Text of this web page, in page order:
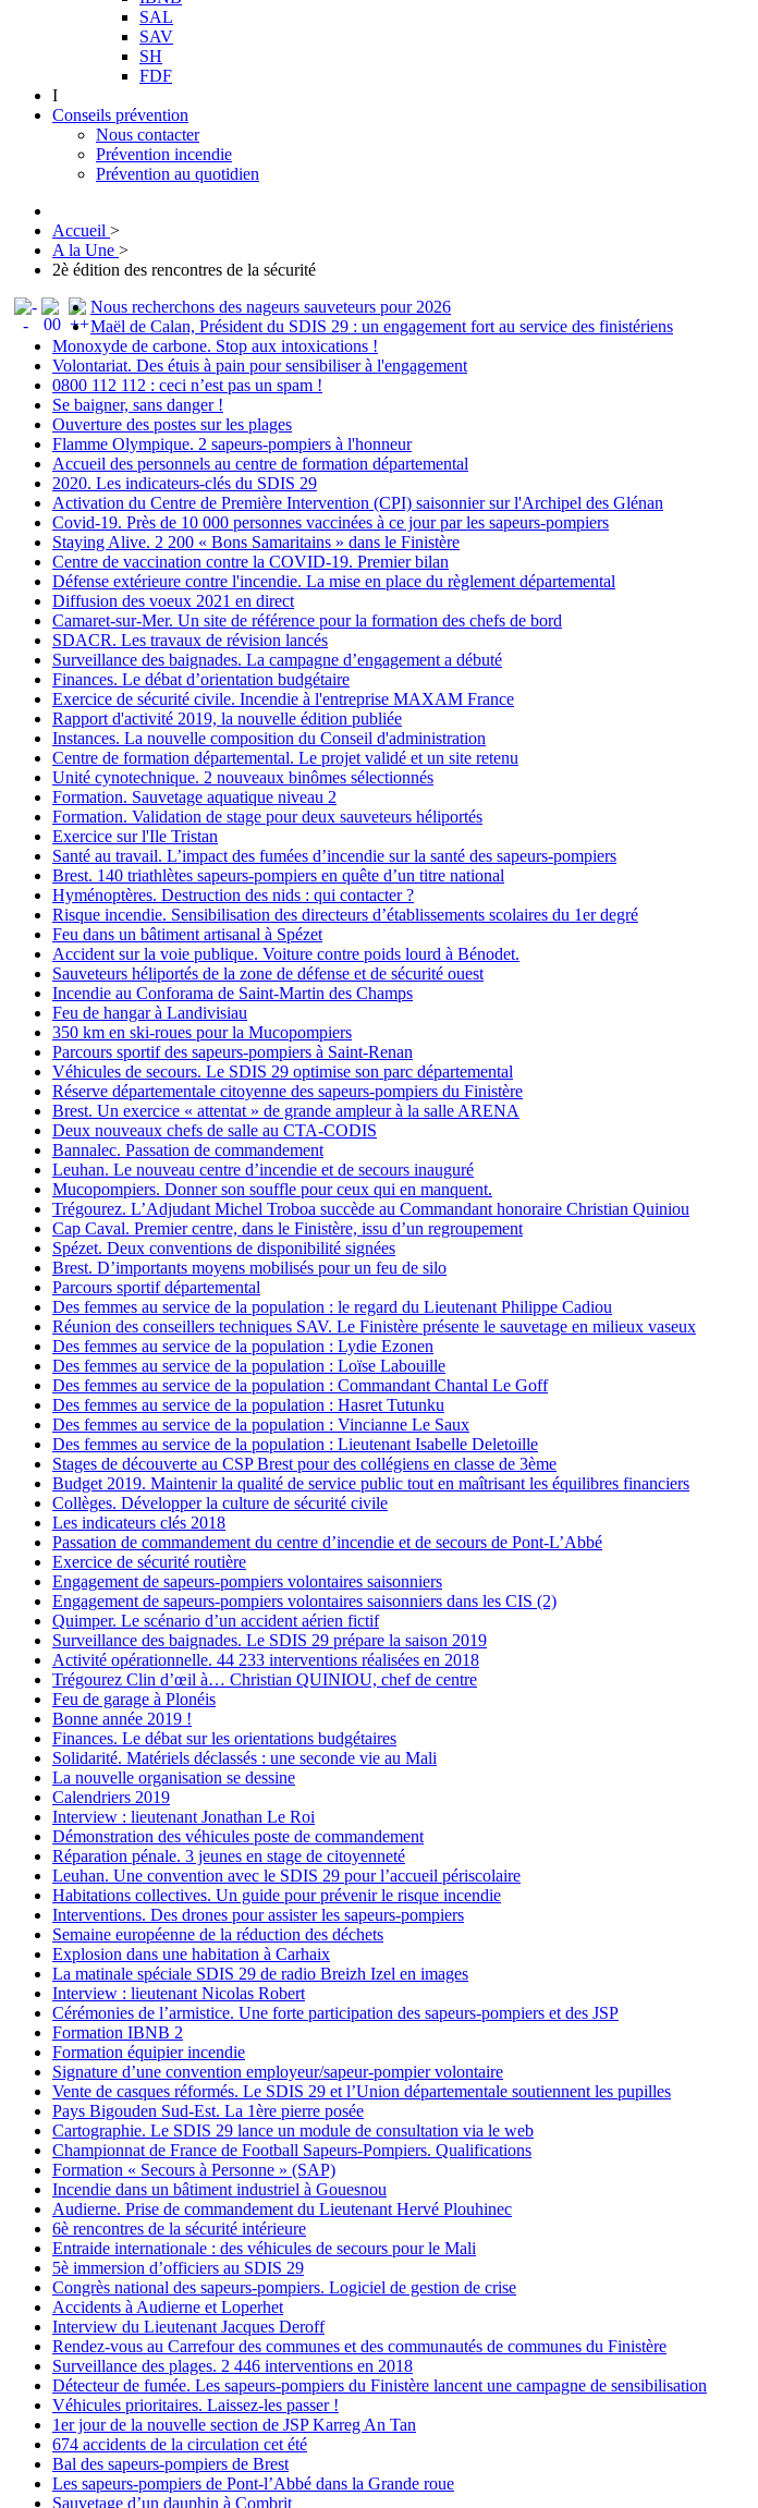
SAL
SAV
SH
FDF
I
Conseils prévention
Nous contacter
Prévention incendie
Prévention au quotidien
Accueil >
A la Une >
2è édition des rencontres de la sécurité
Nous recherchons des nageurs sauveteurs pour 2026
Maël de Calan, Président du SDIS 29 : un engagement fort au service des finistériens
Monoxyde de carbone. Stop aux intoxications !
Volontariat. Des étuis à pain pour sensibiliser à l'engagement
0800 112 112 : ceci n’est pas un spam !
Se baigner, sans danger !
Ouverture des postes sur les plages
Flamme Olympique. 2 sapeurs-pompiers à l'honneur
Accueil des personnels au centre de formation départemental
2020. Les indicateurs-clés du SDIS 29
Activation du Centre de Première Intervention (CPI) saisonnier sur l'Archipel des Glénan
Covid-19. Près de 10 000 personnes vaccinées à ce jour par les sapeurs-pompiers
Staying Alive. 2 200 « Bons Samaritains » dans le Finistère
Centre de vaccination contre la COVID-19. Premier bilan
Défense extérieure contre l'incendie. La mise en place du règlement départemental
Diffusion des voeux 2021 en direct
Camaret-sur-Mer. Un site de référence pour la formation des chefs de bord
SDACR. Les travaux de révision lancés
Surveillance des baignades. La campagne d’engagement a débuté
Finances. Le débat d’orientation budgétaire
Exercice de sécurité civile. Incendie à l'entreprise MAXAM France
Rapport d'activité 2019, la nouvelle édition publiée
Instances. La nouvelle composition du Conseil d'administration
Centre de formation départemental. Le projet validé et un site retenu
Unité cynotechnique. 2 nouveaux binômes sélectionnés
Formation. Sauvetage aquatique niveau 2
Formation. Validation de stage pour deux sauveteurs héliportés
Exercice sur l'Ile Tristan
Santé au travail. L’impact des fumées d’incendie sur la santé des sapeurs-pompiers
Brest. 140 triathlètes sapeurs-pompiers en quête d’un titre national
Hyménoptères. Destruction des nids : qui contacter ?
Risque incendie. Sensibilisation des directeurs d’établissements scolaires du 1er degré
Feu dans un bâtiment artisanal à Spézet
Accident sur la voie publique. Voiture contre poids lourd à Bénodet.
Sauveteurs héliportés de la zone de défense et de sécurité ouest
Incendie au Conforama de Saint-Martin des Champs
Feu de hangar à Landivisiau
350 km en ski-roues pour la Mucopompiers
Parcours sportif des sapeurs-pompiers à Saint-Renan
Véhicules de secours. Le SDIS 29 optimise son parc départemental
Réserve départementale citoyenne des sapeurs-pompiers du Finistère
Brest. Un exercice « attentat » de grande ampleur à la salle ARENA
Deux nouveaux chefs de salle au CTA-CODIS
Bannalec. Passation de commandement
Leuhan. Le nouveau centre d’incendie et de secours inauguré
Mucopompiers. Donner son souffle pour ceux qui en manquent.
Trégourez. L’Adjudant Michel Troboa succède au Commandant honoraire Christian Quiniou
Cap Caval. Premier centre, dans le Finistère, issu d’un regroupement
Spézet. Deux conventions de disponibilité signées
Brest. D’importants moyens mobilisés pour un feu de silo
Parcours sportif départemental
Des femmes au service de la population : le regard du Lieutenant Philippe Cadiou
Réunion des conseillers techniques SAV. Le Finistère présente le sauvetage en milieux vaseux
Des femmes au service de la population : Lydie Ezonen
Des femmes au service de la population : Loïse Labouille
Des femmes au service de la population : Commandant Chantal Le Goff
Des femmes au service de la population : Hasret Tutunku
Des femmes au service de la population : Vincianne Le Saux
Des femmes au service de la population : Lieutenant Isabelle Deletoille
Stages de découverte au CSP Brest pour des collégiens en classe de 3ème
Budget 2019. Maintenir la qualité de service public tout en maîtrisant les équilibres financiers
Collèges. Développer la culture de sécurité civile
Les indicateurs clés 2018
Passation de commandement du centre d’incendie et de secours de Pont-L’Abbé
Exercice de sécurité routière
Engagement de sapeurs-pompiers volontaires saisonniers
Engagement de sapeurs-pompiers volontaires saisonniers dans les CIS (2)
Quimper. Le scénario d’un accident aérien fictif
Surveillance des baignades. Le SDIS 29 prépare la saison 2019
Activité opérationnelle. 44 233 interventions réalisées en 2018
Trégourez Clin d’œil à… Christian QUINIOU, chef de centre
Feu de garage à Plonéis
Bonne année 2019 !
Finances. Le débat sur les orientations budgétaires
Solidarité. Matériels déclassés : une seconde vie au Mali
La nouvelle organisation se dessine
Calendriers 2019
Interview : lieutenant Jonathan Le Roi
Démonstration des véhicules poste de commandement
Réparation pénale. 3 jeunes en stage de citoyenneté
Leuhan. Une convention avec le SDIS 29 pour l’accueil périscolaire
Habitations collectives. Un guide pour prévenir le risque incendie
Interventions. Des drones pour assister les sapeurs-pompiers
Semaine européenne de la réduction des déchets
Explosion dans une habitation à Carhaix
La matinale spéciale SDIS 29 de radio Breizh Izel en images
Interview : lieutenant Nicolas Robert
Cérémonies de l’armistice. Une forte participation des sapeurs-pompiers et des JSP
Formation IBNB 2
Formation équipier incendie
Signature d’une convention employeur/sapeur-pompier volontaire
Vente de casques réformés. Le SDIS 29 et l’Union départementale soutiennent les pupilles
Pays Bigouden Sud-Est. La 1ère pierre posée
Cartographie. Le SDIS 29 lance un module de consultation via le web
Championnat de France de Football Sapeurs-Pompiers. Qualifications
Formation « Secours à Personne » (SAP)
Incendie dans un bâtiment industriel à Gouesnou
Audierne. Prise de commandement du Lieutenant Hervé Plouhinec
6è rencontres de la sécurité intérieure
Entraide internationale : des véhicules de secours pour le Mali
5è immersion d’officiers au SDIS 29
Congrès national des sapeurs-pompiers. Logiciel de gestion de crise
Accidents à Audierne et Loperhet
Interview du Lieutenant Jacques Deroff
Rendez-vous au Carrefour des communes et des communautés de communes du Finistère
Surveillance des plages. 2 446 interventions en 2018
Détecteur de fumée. Les sapeurs-pompiers du Finistère lancent une campagne de sensibilisation
Véhicules prioritaires. Laissez-les passer !
1er jour de la nouvelle section de JSP Karreg An Tan
674 accidents de la circulation cet été
Bal des sapeurs-pompiers de Brest
Les sapeurs-pompiers de Pont-l’Abbé dans la Grande roue
Sauvetage d’un dauphin à Combrit